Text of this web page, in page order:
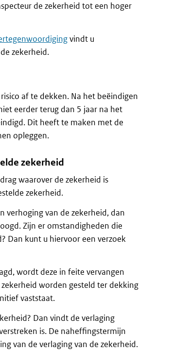
de zekerheid tot een hoger
vindt u
zekerheid.
af te dekken. Na het beëindigen
eerder terug dan 5 jaar na het
Dit heeft te maken met de
opleggen.
zekerheid
waarover de zekerheid is
zekerheid.
verhoging van de zekerheid, dan
Zijn er omstandigheden die
Dan kunt u hiervoor een verzoek
wordt deze in feite vervangen
worden gesteld ter dekking
vaststaat.
Dan vindt de verlaging
is. De naheffingstermijn
van de verlaging van de zekerheid.